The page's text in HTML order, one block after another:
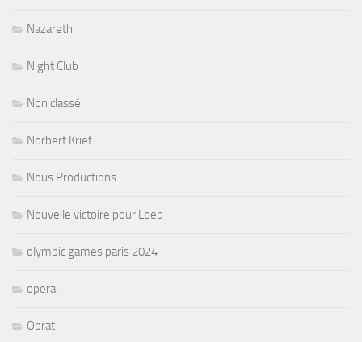
Nazareth
Night Club
Non classé
Norbert Krief
Nous Productions
Nouvelle victoire pour Loeb
olympic games paris 2024
opera
Oprat